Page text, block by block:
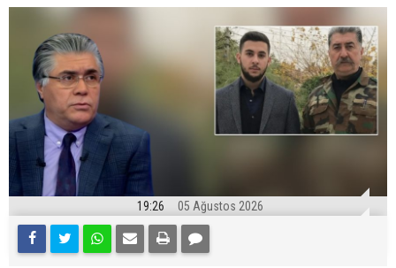
19:26 05 Ağustos 2026